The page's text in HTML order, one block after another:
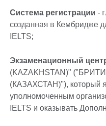
Система регистрации -
созданная в Кембридже
IELTS;
Экзаменационный
(KAZAKHSTAN)"
(КАЗАХСТАН)"), который
уполномоченным
IELTS и оказывать